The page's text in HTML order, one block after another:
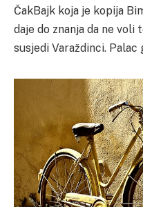
ČakBajk koja je kopija
daje do znanja da ne
susjedi Varaždinci. Palac